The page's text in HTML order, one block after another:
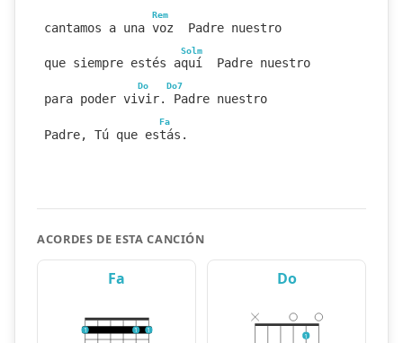
Rem
cantamos a una voz  Padre nuestro
Solm
que siempre estés aquí  Padre nuestro
Do Do7
para poder vivir. Padre nuestro
Fa
Padre, Tú que estás.
ACORDES DE ESTA CANCIÓN
Fa
1 1 1
Do
1